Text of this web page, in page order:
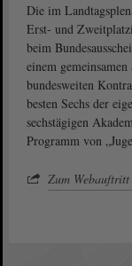
Die im
Erst- und
beim
einem
bundesweiten
besten Sechs der
sechstägigen
Programm von
Zum